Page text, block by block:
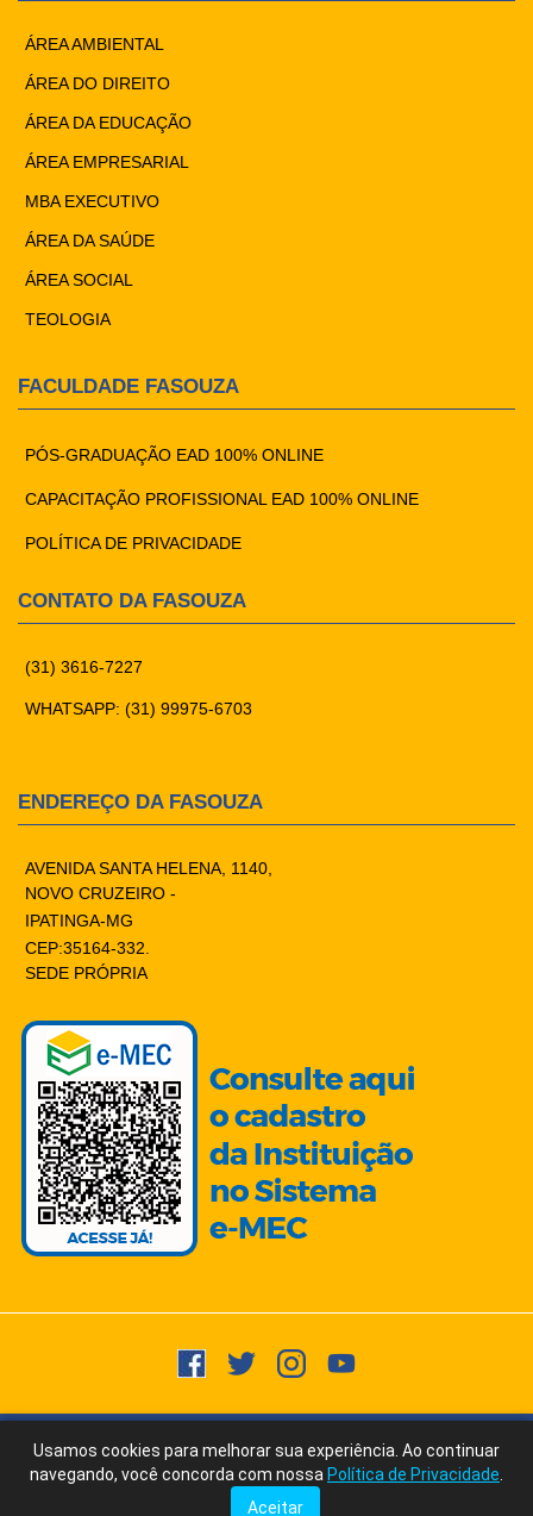
ÁREA AMBIENTAL
ÁREA DO DIREITO
ÁREA DA EDUCAÇÃO
ÁREA EMPRESARIAL
MBA EXECUTIVO
ÁREA DA SAÚDE
ÁREA SOCIAL
TEOLOGIA
FACULDADE FASOUZA
PÓS-GRADUAÇÃO EAD 100% ONLINE
CAPACITAÇÃO PROFISSIONAL EAD 100% ONLINE
POLÍTICA DE PRIVACIDADE
CONTATO DA FASOUZA
(31) 3616-7227
WHATSAPP: (31) 99975-6703
ENDEREÇO DA FASOUZA
AVENIDA SANTA HELENA, 1140,
NOVO CRUZEIRO -
IPATINGA-MG
CEP:35164-332.
SEDE PRÓPRIA
Copyright © 2015 -2026- Todos os direitos reservados. Usuários
Online:972
Ícones/Imagens by Freepik | Fonte Texto: ChatGPT/AI Writer by Ubersuggest
Tudo posso naquele que me fortalece. Filipenses 4:13
Usamos cookies para melhorar sua experiência. Ao continuar
navegando, você concorda com nossa Política de Privacidade
Aceitar
Fale Conosco
via WhatsApp